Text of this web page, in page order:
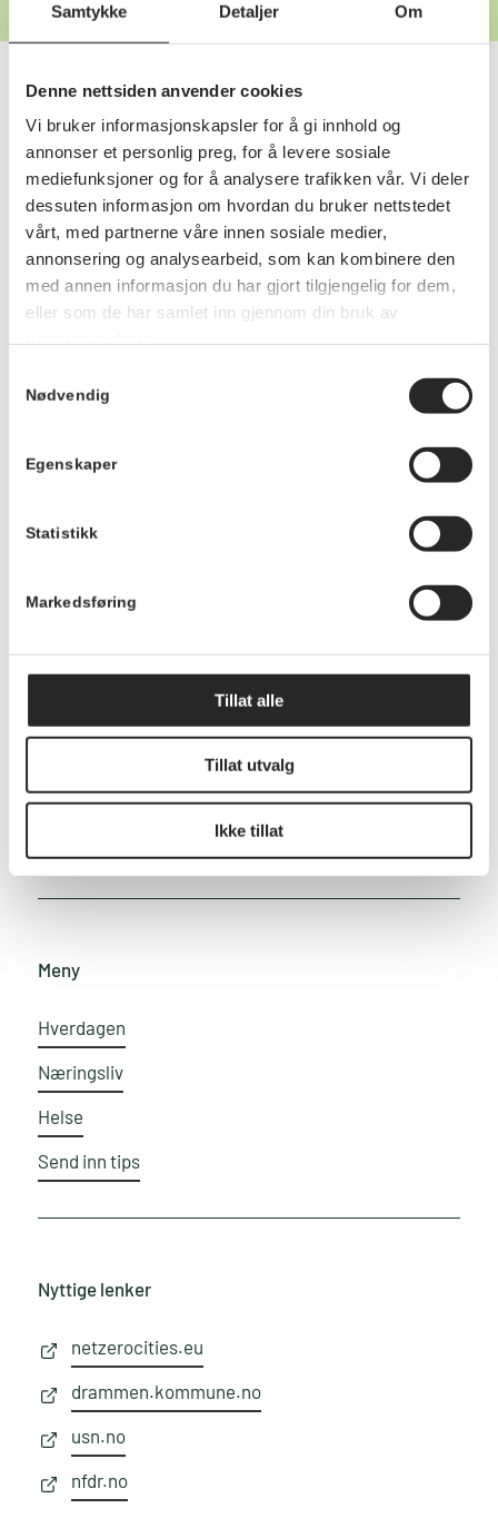
Samtykke Detaljer Om
Denne nettsiden anvender cookies
Vi bruker informasjonskapsler for å gi innhold og
annonser et personlig preg, for å levere sosiale
mediefunksjoner og for å analysere trafikken vår. Vi deler
dessuten informasjon om hvordan du bruker nettstedet
vårt, med partnerne våre innen sosiale medier,
annonsering og analysearbeid, som kan kombinere den
med annen informasjon du har gjort tilgjengelig for dem,
eller som de har samlet inn gjennom din bruk av
Nødvendig
Egenskaper
Statistikk
Markedsføring
Tillat alle
Tillat utvalg
Ikke tillat
Heia Drammen er en del av det EU-finansierte
klimaprosjektet NetZeroCities.
Meld deg på nyhetsbrevet
Meny
Hverdagen
Næringsliv
Helse
Send inn tips
Nyttige lenker
netzerocities.eu
drammen.kommune.no
usn.no
nfdr.no